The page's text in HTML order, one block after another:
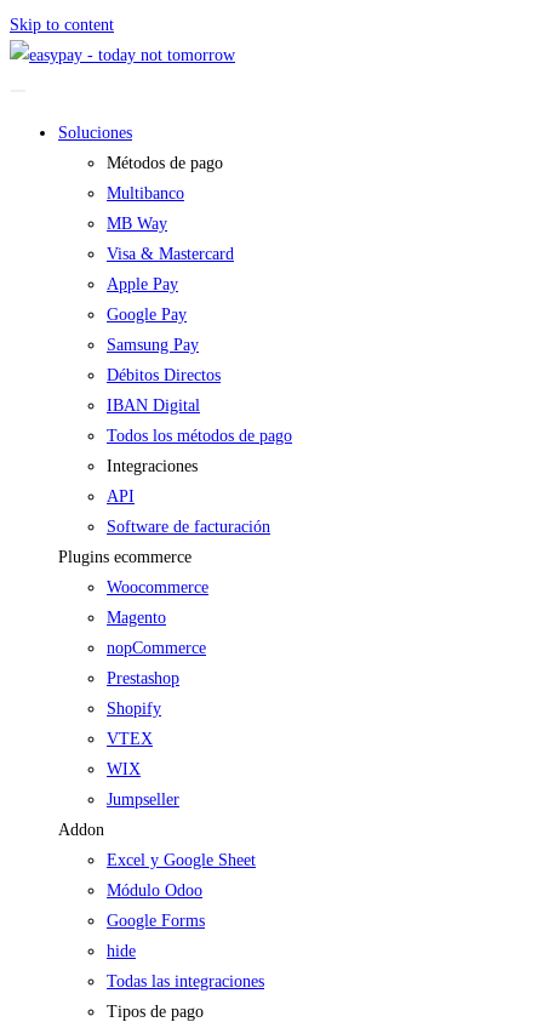
Skip to content
Soluciones
Métodos de pago
Multibanco
MB Way
Visa & Mastercard
Apple Pay
Google Pay
Samsung Pay
Débitos Directos
IBAN Digital
Todos los métodos de pago
Integraciones
API
Software de facturación
Plugins ecommerce
Woocommerce
Magento
nopCommerce
Prestashop
Shopify
VTEX
WIX
Jumpseller
Addon
Excel y Google Sheet
Módulo Odoo
Google Forms
hide
Todas las integraciones
Tipos de pago